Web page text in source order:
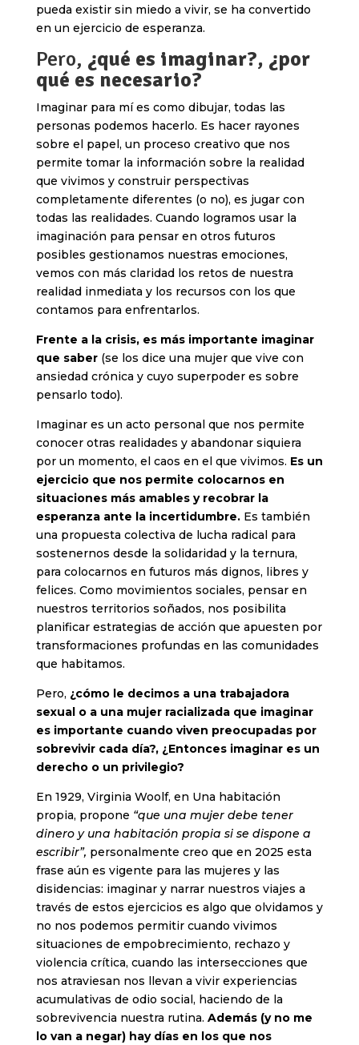
pueda existir sin miedo a vivir, se ha convertido
en un ejercicio de esperanza.
Pero, ¿qué es imaginar?, ¿por
qué es necesario?
Imaginar para mí es como dibujar, todas las
personas podemos hacerlo. Es hacer rayones
sobre el papel, un proceso creativo que nos
permite tomar la información sobre la realidad
que vivimos y construir perspectivas
completamente diferentes (o no), es jugar con
todas las realidades. Cuando logramos usar la
imaginación para pensar en otros futuros
posibles gestionamos nuestras emociones,
vemos con más claridad los retos de nuestra
realidad inmediata y los recursos con los que
contamos para enfrentarlos.
Frente a la crisis, es más importante imaginar
que saber(se los dice una mujer que vive con
ansiedad crónica y cuyo superpoder es sobre
pensarlo todo).
Imaginar es un acto personal que nos permite
conocer otras realidades y abandonar siquiera
por un momento, el caos en el que vivimos. Es un
ejercicio que nos permite colocarnos en
situaciones más amables y recobrar la
esperanza ante la incertidumbre.Es también
una propuesta colectiva de lucha radical para
sostenernos desde la solidaridad y la ternura,
para colocarnos en futuros más dignos, libres y
felices. Como movimientos sociales, pensar en
nuestros territorios soñados, nos posibilita
planificar estrategias de acción que apuesten por
transformaciones profundas en las comunidades
que habitamos.
Pero, ¿cómo le decimos a una trabajadora
sexual o a una mujer racializada que imaginar
es importante cuando viven preocupadas por
sobrevivir cada día?, ¿Entonces imaginar es un
derecho o un privilegio?
En 1929, Virginia Woolf, en Una habitación
propia, propone “que una mujer debe tener
dinero y una habitación propia si se dispone a
escribir”, personalmente creo que en 2025 esta
frase aún es vigente para las mujeres y las
disidencias: imaginar y narrar nuestros viajes a
través de estos ejercicios es algo que olvidamos y
no nos podemos permitir cuando vivimos
situaciones de empobrecimiento, rechazo y
violencia crítica, cuando las intersecciones que
nos atraviesan nos llevan a vivir experiencias
acumulativas de odio social, haciendo de la
sobrevivencia nuestra rutina. Además (y no me
lo van a negar) hay días en los que nos